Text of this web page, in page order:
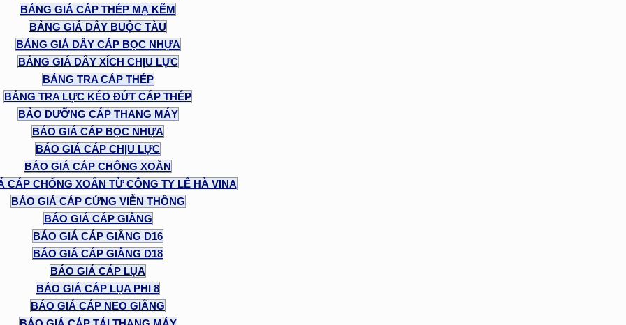
BẢNG GIÁ CÁP THÉP MẠ KẼM
BẢNG GIÁ DÂY BUỘC TÀU
BẢNG GIÁ DÂY CÁP BỌC NHỰA
BẢNG GIÁ DÂY XÍCH CHỊU LỰC
BẢNG TRA CÁP THÉP
BẢNG TRA LỰC KÉO ĐỨT CÁP THÉP
BẢO DƯỠNG CÁP THANG MÁY
BÁO GIÁ CÁP BỌC NHỰA
BÁO GIÁ CÁP CHỊU LỰC
BÁO GIÁ CÁP CHỐNG XOẮN
CÁP CHỐNG XOẮN TỪ CÔNG TY LÊ HÀ VINA
BÁO GIÁ CÁP CỨNG VIỄN THÔNG
BÁO GIÁ CÁP GIẰNG
BÁO GIÁ CÁP GIẰNG D16
BÁO GIÁ CÁP GIẰNG D18
BÁO GIÁ CÁP LỤA
BÁO GIÁ CÁP LỤA PHI 8
BÁO GIÁ CÁP NEO GIẰNG